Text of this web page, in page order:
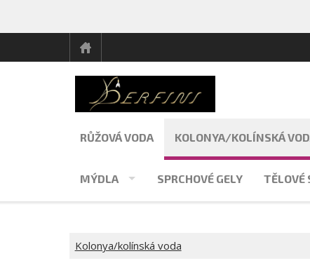
RŮŽOVÁ VODA KOLONYA/KOLÍNSKÁ
MÝDLA SPRCHOVÉ GELY TĚLOVÉ
Kolonya/kolínská voda